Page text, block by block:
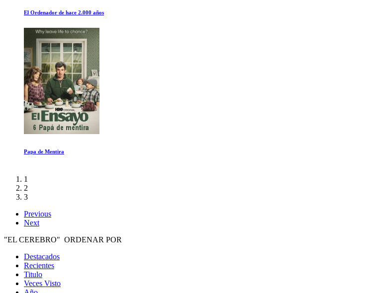
Sr. Seguridad Social
La Pesadilla
1
2
3
Previous
Next
"EL CEREBRO" ORDENAR POR
Destacados
Recientes
Titulo
Veces Visto